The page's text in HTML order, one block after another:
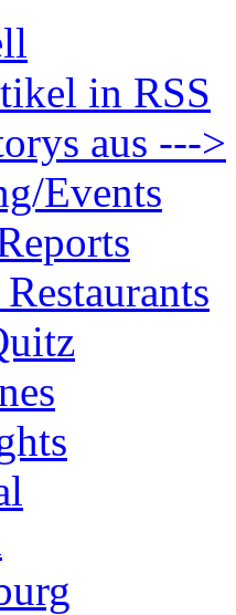
in RSS
aus --->
Events